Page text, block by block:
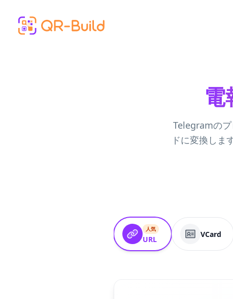
電
Telegramの
ドに変換しま
人気
URL
VCard